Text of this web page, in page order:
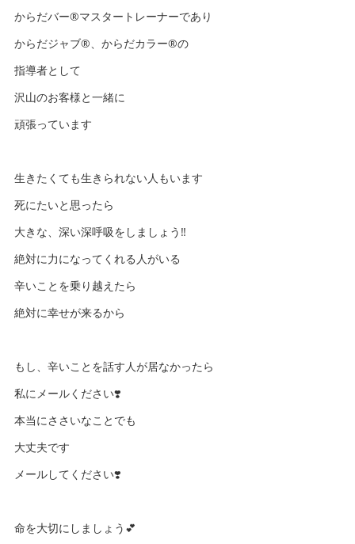
からだバー®️マスタートレーナーであり
からだジャブ®️、からだカラー®️の
指導者として
沢山のお客様と一緒に
頑張っています
生きたくても生きられない人もいます
死にたいと思ったら
大きな、深い深呼吸をしましょう‼️
絶対に力になってくれる人がいる
辛いことを乗り越えたら
絶対に幸せが来るから
もし、辛いことを話す人が居なかったら
私にメールください❣️
本当にささいなことでも
大丈夫です
メールしてください❣️
命を大切にしましょう💕